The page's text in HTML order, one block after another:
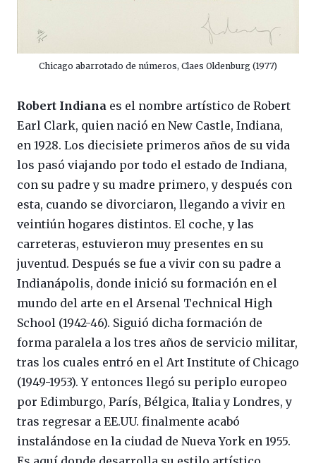
Chicago abarrotado de números, Claes Oldenburg (1977)
Robert Indiana es el nombre artístico de Robert
Earl Clark, quien nació en New Castle, Indiana,
en 1928. Los diecisiete primeros años de su vida
los pasó viajando por todo el estado de Indiana,
con su padre y su madre primero, y después con
esta, cuando se divorciaron, llegando a vivir en
veintiún hogares distintos. El coche, y las
carreteras, estuvieron muy presentes en su
juventud. Después se fue a vivir con su padre a
Indianápolis, donde inició su formación en el
mundo del arte en el Arsenal Technical High
School (1942-46). Siguió dicha formación de
forma paralela a los tres años de servicio militar,
tras los cuales entró en el Art Institute of Chicago
(1949-1953). Y entonces llegó su periplo europeo
por Edimburgo, París, Bélgica, Italia y Londres, y
tras regresar a EE.UU. finalmente acabó
instalándose en la ciudad de Nueva York en 1955.